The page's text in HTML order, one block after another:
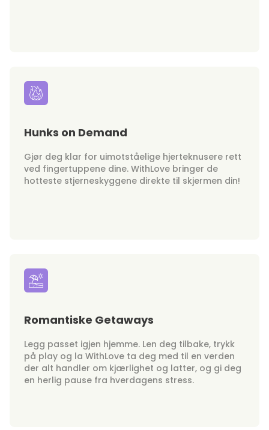
Hunks on Demand
Gjør deg klar for uimotståelige hjerteknusere rett
ved fingertuppene dine. WithLove bringer de
hotteste stjerneskyggene direkte til skjermen din!
Romantiske Getaways
Legg passet igjen hjemme. Len deg tilbake, trykk
på play og la WithLove ta deg med til en verden
der alt handler om kjærlighet og latter, og gi deg
en herlig pause fra hverdagens stress.